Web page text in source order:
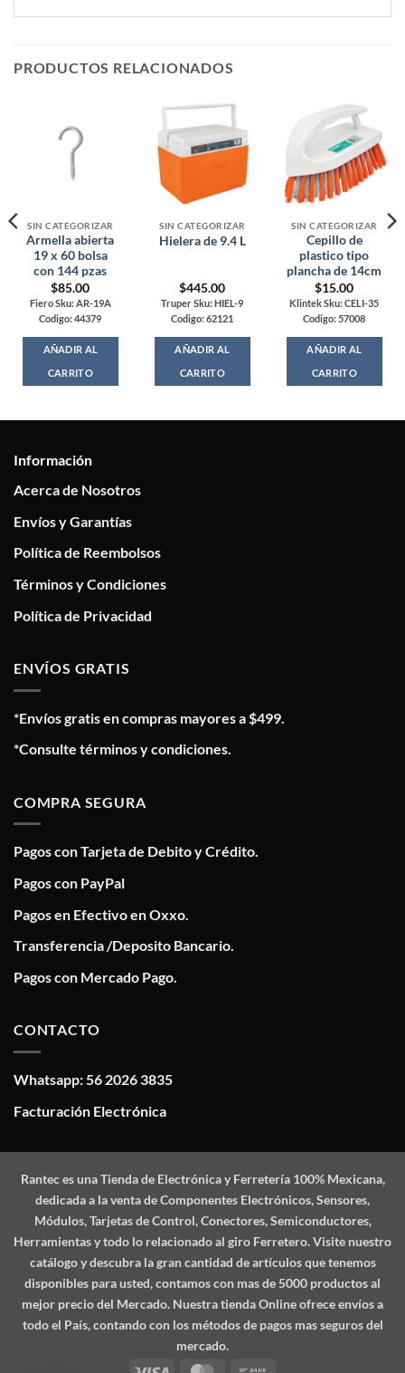
PRODUCTOS RELACIONADOS
SIN CATEGORIZAR
Armella abierta
19 x 60 bolsa
con 144 pzas
$85.00
Fiero Sku: AR-19A
Codigo: 44379
AÑADIR AL
CARRITO
SIN CATEGORIZAR
Hielera de 9.4 L
$445.00
Truper Sku: HIEL-9
Codigo: 62121
AÑADIR AL
CARRITO
SIN CATEGORIZAR
Cepillo de
plastico tipo
plancha de 14cm
$15.00
Klintek Sku: CELI-35
Codigo: 57008
AÑADIR AL
CARRITO
Información
Acerca de Nosotros
Envíos y Garantías
Política de Reembolsos
Términos y Condiciones
Política de Privacidad
ENVÍOS GRATIS
*Envíos gratis en compras mayores a $499.
*Consulte términos y condiciones.
COMPRA SEGURA
Pagos con Tarjeta de Debito y Crédito.
Pagos con PayPal
Pagos en Efectivo en Oxxo.
Transferencia /Deposito Bancario.
Pagos con Mercado Pago.
CONTACTO
Whatsapp: 56 2026 3835
Facturación Electrónica
Ranteces una Tienda de Electrónica y Ferretería 100% Mexicana,
dedicada a la venta de Componentes Electrónicos, Sensores,
Módulos, Tarjetas de Control, Conectores, Semiconductores,
Herramientas y todo lo relacionado al giro Ferretero. Visite nuestro
catálogo y descubra la gran cantidad de artículos que tenemos
disponibles para usted, contamos con mas de 5000 productos al
mejor precio del Mercado. Nuestra tienda Online ofrece envíos a
todo el País, contando con los métodos de pagos mas seguros del
mercado.